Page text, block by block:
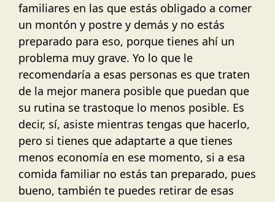
familiares en las que estás obligado a comer
un montón y postre y demás y no estás
preparado para eso, porque tienes ahí un
problema muy grave. Yo lo que le
recomendaría a esas personas es que traten
de la mejor manera posible que puedan que
su rutina se trastoque lo menos posible. Es
decir, sí, asiste mientras tengas que hacerlo,
pero si tienes que adaptarte a que tienes
menos economía en ese momento, si a esa
comida familiar no estás tan preparado, pues
bueno, también te puedes retirar de esas